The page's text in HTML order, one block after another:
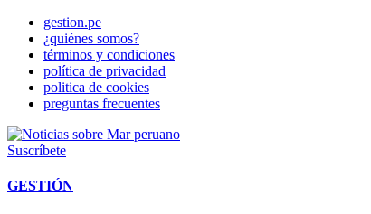
gestion.pe
¿quiénes somos?
términos y condiciones
política de privacidad
politica de cookies
preguntas frecuentes
Suscríbete
GESTIÓN